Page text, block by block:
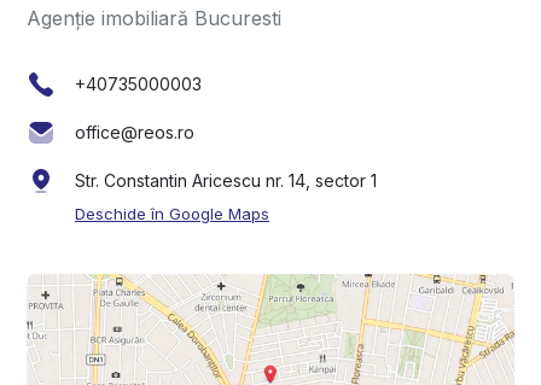
Agenție imobiliară Bucuresti
+40735000003
office@reos.ro
Str. Constantin Aricescu nr. 14, sector 1
Deschide în Google Maps